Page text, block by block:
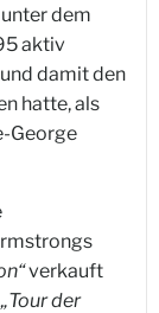
dem
aktiv
damit den
hatte, als
George
verkauft
„Tour der